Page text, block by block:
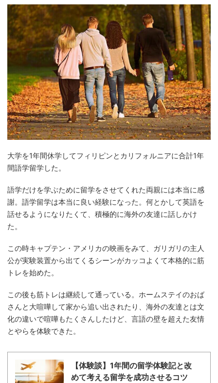
大学を1年間休学してフィリピンとカリフォルニアに合計1年
間語学留学した。
語学だけを学ぶために留学をさせてくれた両親には本当に感
謝。語学留学は本当に良い経験になった。何とかして英語を
話せるようになりたくて、積極的に海外の友達に話しかけ
た。
この時キャプテン・アメリカの映画をみて、ガリガリの主人
公が実験装置から出てくるシーンがカッコよくて本格的に筋
トレを始めた。
この後も筋トレは継続して通っている。ホームステイのおば
さんと大喧嘩して家から追い出されたり、海外の友達とは文
化の違いで喧嘩もたくさんしたけど、言語の壁を超えた友情
とやらを体験できた。
【体験談】1年間の留学体験記と改
めて考える留学を成功させるコツ